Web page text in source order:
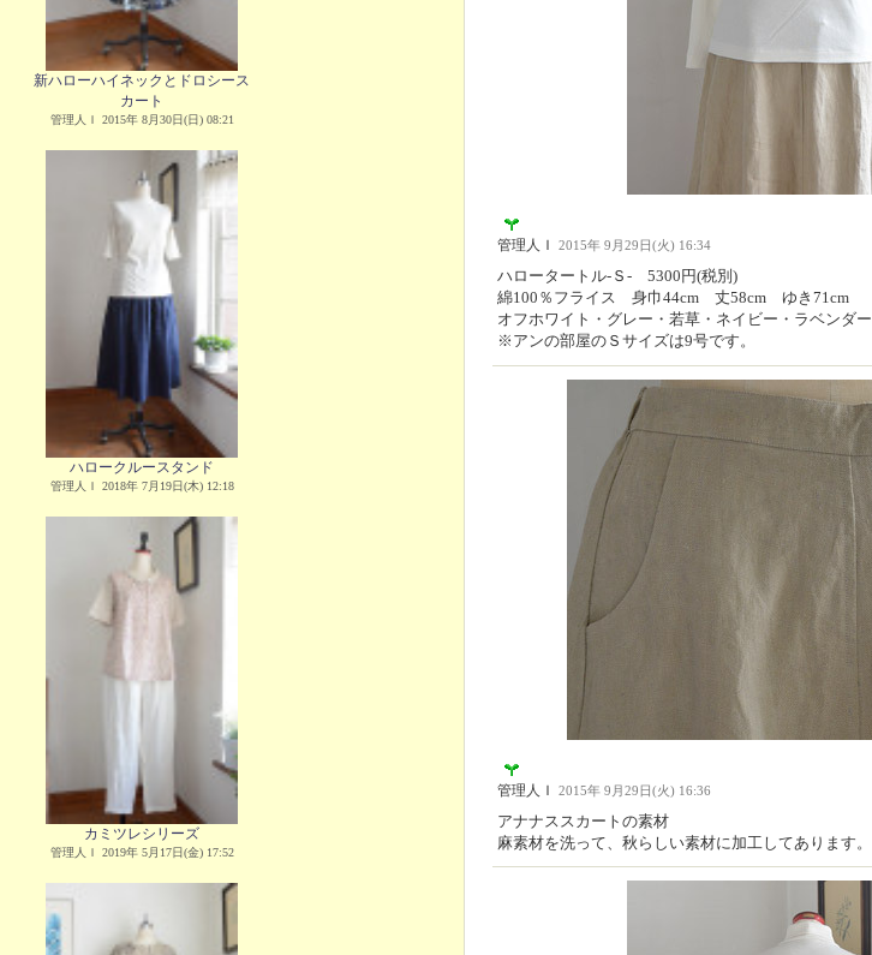
新ハローハイネックとドロシース
カート
管理人Ｉ 2015年 8月30日(日) 08:21
ハロークルースタンド
管理人Ｉ 2018年 7月19日(木) 12:18
カミツレシリーズ
管理人Ｉ 2019年 5月17日(金) 17:52
管理人Ｉ 2015年 9月29日(火) 16:34
ハロータートル-Ｓ- 5300円(税別)
綿100％フライス 身巾44cm 丈58cm ゆき71cm
オフホワイト・グレー・若草・ネイビー・ラベンダー
※アンの部屋のＳサイズは9号です。
管理人Ｉ 2015年 9月29日(火) 16:36
アナナススカートの素材
麻素材を洗って、秋らしい素材に加工してあります。